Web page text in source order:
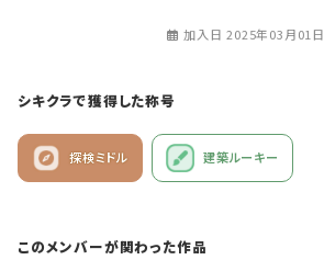
加入日 2025年03月01日
シキクラで獲得した称号
探検ミドル 建築ルーキー
このメンバーが関わった作品